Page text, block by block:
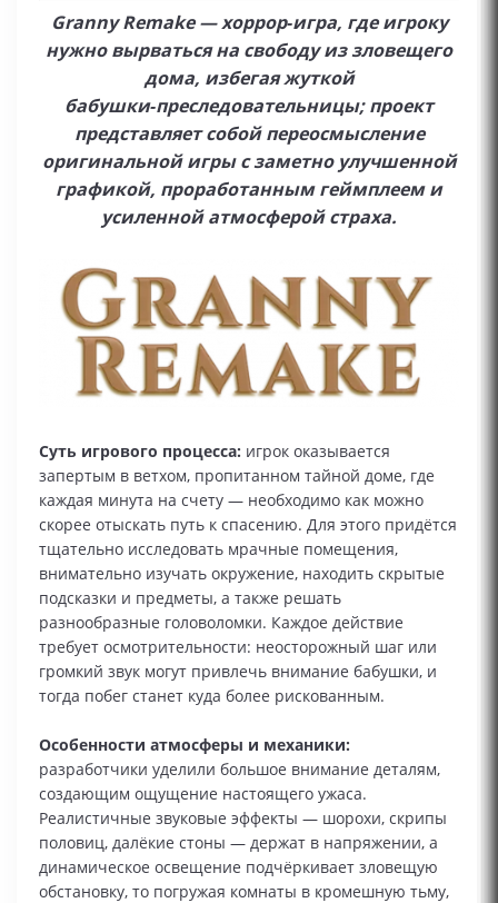
Granny Remake — хоррор‑игра, где игроку
нужно вырваться на свободу из зловещего
дома, избегая жуткой
бабушки‑преследовательницы; проект
представляет собой переосмысление
оригинальной игры с заметно улучшенной
графикой, проработанным геймплеем и
усиленной атмосферой страха.
Суть игрового процесса: игрок оказывается
запертым в ветхом, пропитанном тайной доме, где
каждая минута на счету — необходимо как можно
скорее отыскать путь к спасению. Для этого придётся
тщательно исследовать мрачные помещения,
внимательно изучать окружение, находить скрытые
подсказки и предметы, а также решать
разнообразные головоломки. Каждое действие
требует осмотрительности: неосторожный шаг или
громкий звук могут привлечь внимание бабушки, и
тогда побег станет куда более рискованным.
Особенности атмосферы и механики:
разработчики уделили большое внимание деталям,
создающим ощущение настоящего ужаса.
Реалистичные звуковые эффекты — шорохи, скрипы
половиц, далёкие стоны — держат в напряжении, а
динамическое освещение подчёркивает зловещую
обстановку, то погружая комнаты в кромешную тьму,